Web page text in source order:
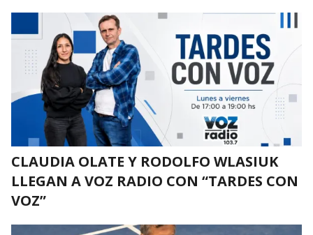
CLAUDIA OLATE Y RODOLFO WLASIUK
LLEGAN A VOZ RADIO CON “TARDES CON
VOZ”